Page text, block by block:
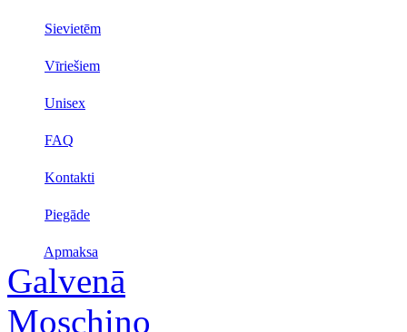
Sievietēm
Vīriešiem
Unisex
FAQ
Kontakti
Piegāde
Apmaksa
Galvenā
Moschino